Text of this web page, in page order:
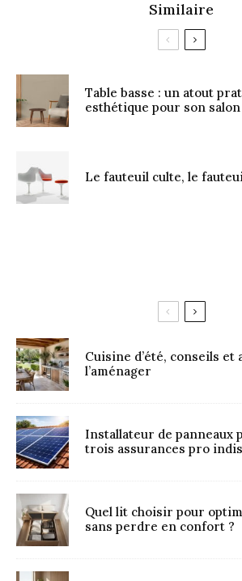
Similaire
Table basse : un atout
esthétique pour son salon
Le fauteuil culte, le
Cuisine d’été, conseils et
l’aménager
Installateur de panneaux
trois assurances pro
Quel lit choisir pour
sans perdre en confort ?